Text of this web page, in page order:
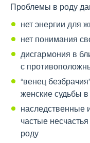
Проблемы в роду
нет энергии для
нет понимания
дисгармония в
с
“венец
женские судьбы
наследственные
частые
роду